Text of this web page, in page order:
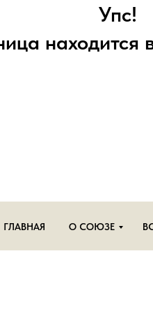
Упс!
находится
ГЛАВНАЯ О СОЮЗЕ